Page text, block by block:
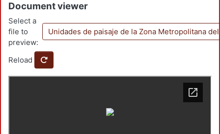
Document viewer
Select a
file to
preview:
Unidades de paisaje de la Zona Metropolitana
Reload